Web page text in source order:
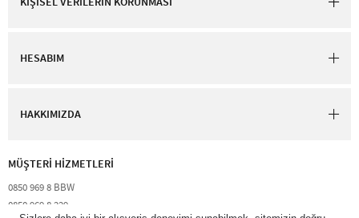
HESABIM
HAKKIMIZDA
MÜŞTERİ HİZMETLERİ​
0850 969 8 BBW​
0850 969 8 229​​